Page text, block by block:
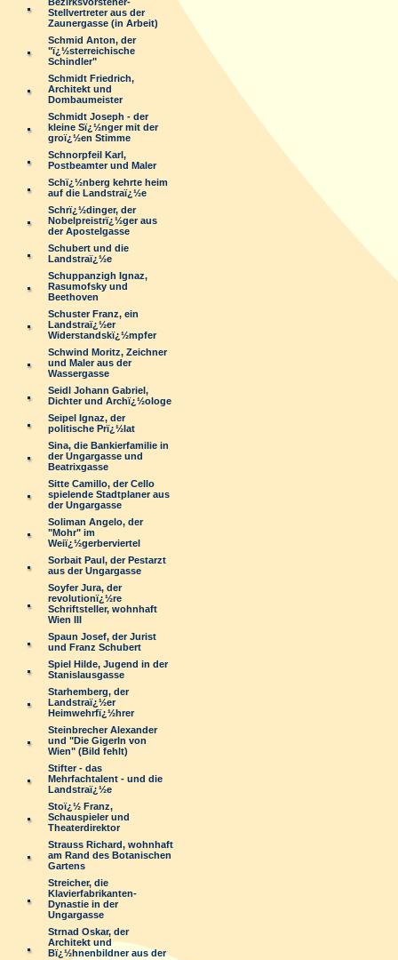
Stellvertreter aus der
Zaunergasse (in Arbeit)
Schmid Anton, der
"ï¿½sterreichische
Schindler"
Schmidt Friedrich,
Architekt und
Dombaumeister
Schmidt Joseph - der
kleine Sï¿½nger mit der
groï¿½en Stimme
Schnorpfeil Karl,
Postbeamter und Maler
Schï¿½nberg kehrte heim
auf die Landstraï¿½e
Schrï¿½dinger, der
Nobelpreistrï¿½ger aus
der Apostelgasse
Schubert und die
Landstraï¿½e
Schuppanzigh Ignaz,
Rasumofsky und
Beethoven
Schuster Franz, ein
Landstraï¿½er
Widerstandskï¿½mpfer
Schwind Moritz, Zeichner
und Maler aus der
Wassergasse
Seidl Johann Gabriel,
Dichter und Archï¿½ologe
Seipel Ignaz, der
politische Prï¿½lat
Sina, die Bankierfamilie in
der Ungargasse und
Beatrixgasse
Sitte Camillo, der Cello
spielende Stadtplaner aus
der Ungargasse
Soliman Angelo, der
"Mohr" im
Weiï¿½gerberviertel
Sorbait Paul, der Pestarzt
aus der Ungargasse
Soyfer Jura, der
revolutionï¿½re
Schriftsteller, wohnhaft
Wien III
Spaun Josef, der Jurist
und Franz Schubert
Spiel Hilde, Jugend in der
Stanislausgasse
Starhemberg, der
Landstraï¿½er
Heimwehrfï¿½hrer
Steinbrecher Alexander
und "Die Gigerln von
Wien" (Bild fehlt)
Stifter - das
Mehrfachtalent - und die
Landstraï¿½e
Stoï¿½ Franz,
Schauspieler und
Theaterdirektor
Strauss Richard, wohnhaft
am Rand des Botanischen
Gartens
Streicher, die
Klavierfabrikanten-
Dynastie in der
Ungargasse
Strnad Oskar, der
Architekt und
Bï¿½hnenbildner aus der